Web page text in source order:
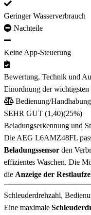
Geringer Wasserverbrauch
Nachteile
Keine App-Steuerung
Bewertung, Technik und
Einordnung der
Bedienung/Handhabung
SEHR GUT (1,40)(25%)
Beladungserkennung und
Die AEG L6AMZ48FL
Beladungssensor den
effizientes Waschen. Die
die Anzeige der
Schleuderdrehzahl,
Eine maximale